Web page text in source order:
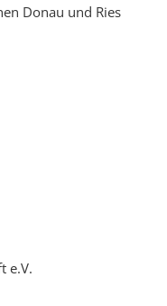
Donau und Ries
e.V.